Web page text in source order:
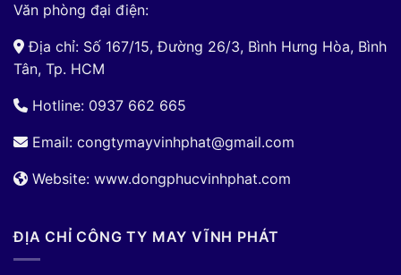
Văn phòng đại điện:
Địa chỉ: Số 167/15, Đường 26/3, Bình Hưng Hòa, Bình
Tân, Tp. HCM
Hotline: 0937 662 665
Email: congtymayvinhphat@gmail.com
Website: www.dongphucvinhphat.com
ĐỊA CHỈ CÔNG TY MAY VĨNH PHÁT